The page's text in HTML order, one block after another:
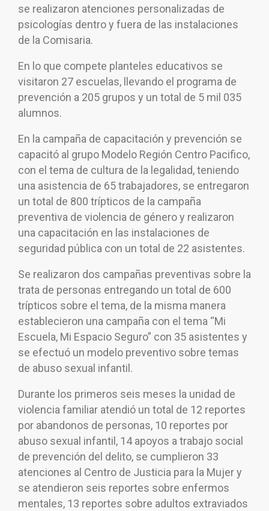
se realizaron atenciones personalizadas de
psicologías dentro y fuera de las instalaciones
de la Comisaria.
En lo que compete planteles educativos se
visitaron 27 escuelas, llevando el programa de
prevención a 205 grupos y un total de 5 mil 035
alumnos.
En la campaña de capacitación y prevención se
capacitó al grupo Modelo Región Centro Pacifico,
con el tema de cultura de la legalidad, teniendo
una asistencia de 65 trabajadores, se entregaron
un total de 800 trípticos de la campaña
preventiva de violencia de género y realizaron
una capacitación en las instalaciones de
seguridad pública con un total de 22 asistentes.
Se realizaron dos campañas preventivas sobre la
trata de personas entregando un total de 600
trípticos sobre el tema, de la misma manera
establecieron una campaña con el tema “Mi
Escuela, Mi Espacio Seguro” con 35 asistentes y
se efectuó un modelo preventivo sobre temas
de abuso sexual infantil.
Durante los primeros seis meses la unidad de
violencia familiar atendió un total de 12 reportes
por abandonos de personas, 10 reportes por
abuso sexual infantil, 14 apoyos a trabajo social
de prevención del delito, se cumplieron 33
atenciones al Centro de Justicia para la Mujer y
se atendieron seis reportes sobre enfermos
mentales, 13 reportes sobre adultos extraviados